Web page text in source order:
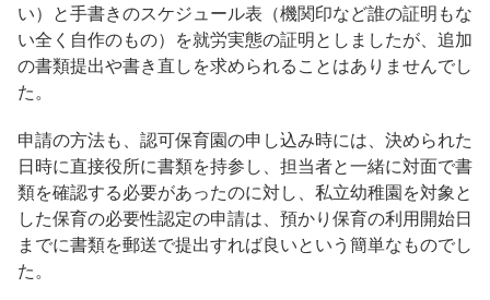
い）と手書きのスケジュール表（機関印など誰の証明もな
い全く自作のもの）を就労実態の証明としましたが、追加
の書類提出や書き直しを求められることはありませんでし
た。
申請の方法も、認可保育園の申し込み時には、決められた
日時に直接役所に書類を持参し、担当者と一緒に対面で書
類を確認する必要があったのに対し、私立幼稚園を対象と
した保育の必要性認定の申請は、預かり保育の利用開始日
までに書類を郵送で提出すれば良いという簡単なものでし
た。